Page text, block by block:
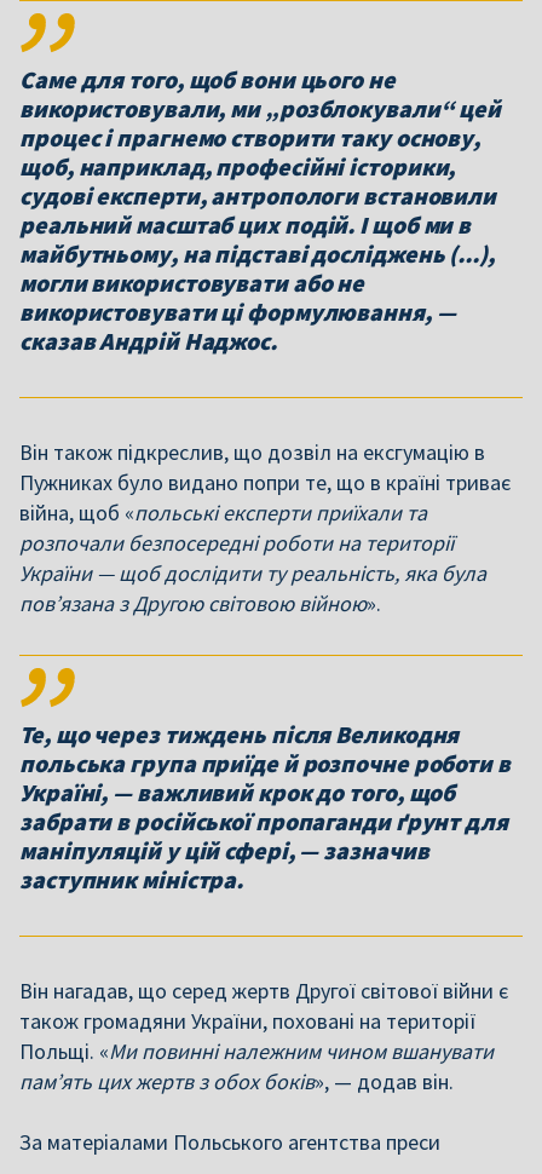
Саме для того, щоб вони цього не
використовували, ми „розблокували“ цей
процес і прагнемо створити таку основу,
щоб, наприклад, професійні історики,
судові експерти, антропологи встановили
реальний масштаб цих подій. І щоб ми в
майбутньому, на підставі досліджень (...),
могли використовувати або не
використовувати ці формулювання, —
сказав Андрій Наджос.
Він також підкреслив, що дозвіл на ексгумацію в
Пужниках було видано попри те, що в країні триває
війна, щоб «польські експерти приїхали та
розпочали безпосередні роботи на території
України — щоб дослідити ту реальність, яка була
пов’язана з Другою світовою війною».
Те, що через тиждень після Великодня
польська група приїде й розпочне роботи в
Україні, — важливий крок до того, щоб
забрати в російської пропаганди ґрунт для
маніпуляцій у цій сфері, — зазначив
заступник міністра.
Він нагадав, що серед жертв Другої світової війни є
також громадяни України, поховані на території
Польщі. «Ми повинні належним чином вшанувати
пам’ять цих жертв з обох боків», — додав він.
За матеріалами Польського агентства преси